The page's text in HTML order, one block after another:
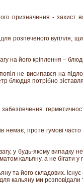
призначення - захист
розпеченого вугілля,
на його кріплення –
не висипався на
блюдця потрібно
проте гумові
у будь-якому випадку
кальяну, а не бігати
та його складових. Існує
кальяну ми розповідали